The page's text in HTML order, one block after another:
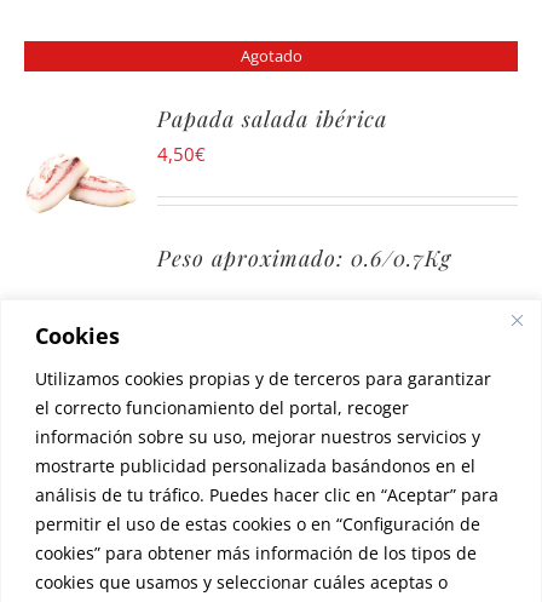
Cookies
Utilizamos cookies propias y de terceros para garantizar
el correcto funcionamiento del portal, recoger
información sobre su uso, mejorar nuestros servicios y
mostrarte publicidad personalizada basándonos en el
análisis de tu tráfico. Puedes hacer clic en “Aceptar” para
permitir el uso de estas cookies o en “Configuración de
cookies” para obtener más información de los tipos de
cookies que usamos y seleccionar cuáles aceptas o
Agotado
Papada salada ibérica
4,50€
Peso aproximado: 0.6/0.7Kg
Esta formada por la piel, capas de
grasa y capas de carne entreverada.
Con un salazón especial siempre el
mismo desde generaciones anteriores
que profundiza su sabor.